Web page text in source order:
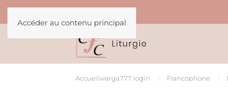
Accéder au contenu principal
Accueilwarga777 login Francophone